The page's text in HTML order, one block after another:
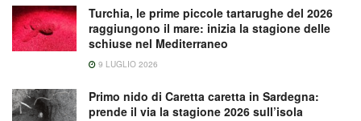
Turchia, le prime piccole tartarughe del 2026
raggiungono il mare: inizia la stagione delle
schiuse nel Mediterraneo
9 LUGLIO 2026
Primo nido di Caretta caretta in Sardegna:
prende il via la stagione 2026 sull’isola